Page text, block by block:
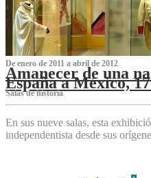
De enero de 2011 a abril de 2012
Amanecer de una
España a México,
Salas de historia
En sus nueve salas, esta
independentista desde sus